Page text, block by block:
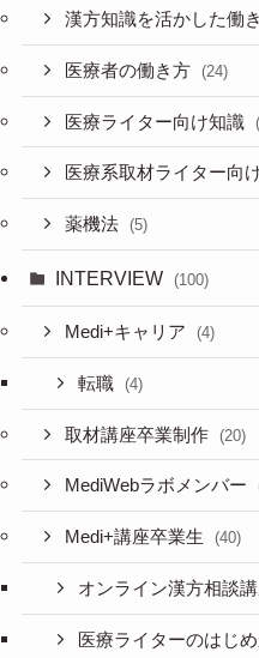
漢方知識を活かした働
医療者の働き方 (24)
医療ライター向け知識
医療系取材ライター向
薬機法 (5)
INTERVIEW (100)
Medi+キャリア (4)
転職 (4)
取材講座卒業制作 (20)
MediWebラボメンバー
Medi+講座卒業生 (40)
オンライン漢方相談
医療ライターのはじ